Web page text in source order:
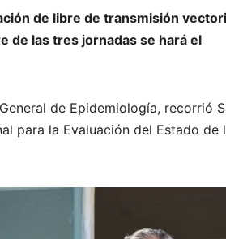
de libre de transmisión
de las tres jornadas se hará el
de Epidemiología, recorrió
para la Evaluación del Estado de